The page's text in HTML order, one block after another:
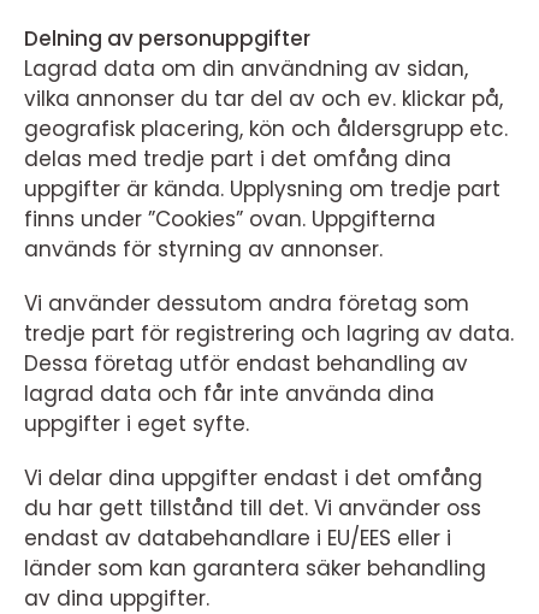
Delning av personuppgifter
Lagrad data om din användning av sidan,
vilka annonser du tar del av och ev. klickar på,
geografisk placering, kön och åldersgrupp etc.
delas med tredje part i det omfång dina
uppgifter är kända. Upplysning om tredje part
finns under ”Cookies” ovan. Uppgifterna
används för styrning av annonser.
Vi använder dessutom andra företag som
tredje part för registrering och lagring av data.
Dessa företag utför endast behandling av
lagrad data och får inte använda dina
uppgifter i eget syfte.
Vi delar dina uppgifter endast i det omfång
du har gett tillstånd till det. Vi använder oss
endast av databehandlare i EU/EES eller i
länder som kan garantera säker behandling
av dina uppgifter.